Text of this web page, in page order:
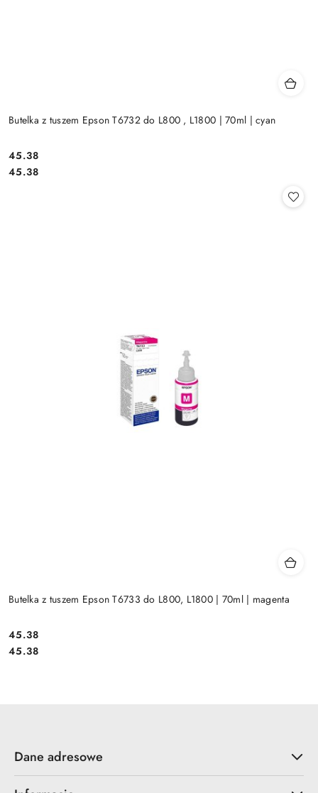
Butelka z tuszem Epson T6732 do L800 , L1800 | 70ml | cyan
Cena:
45.38
Cena:
45.38
Butelka z tuszem Epson T6733 do L800, L1800 | 70ml | magenta
Cena:
45.38
Cena:
45.38
Dane adresowe